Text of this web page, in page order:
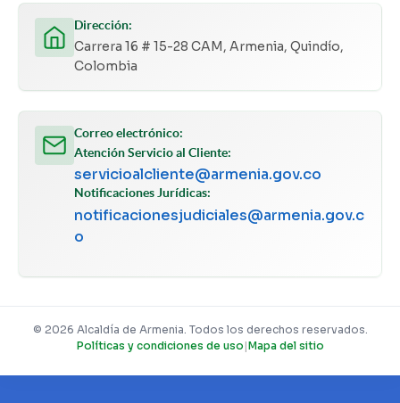
Dirección:
Carrera 16 # 15-28 CAM, Armenia, Quindío,
Colombia
Correo electrónico:
Atención Servicio al Cliente:
servicioalcliente@armenia.gov.co
Notificaciones Jurídicas:
notificacionesjudiciales@armenia.gov.c
o
© 2026 Alcaldía de Armenia. Todos los derechos reservados.
Políticas y condiciones de uso |Mapa del sitio